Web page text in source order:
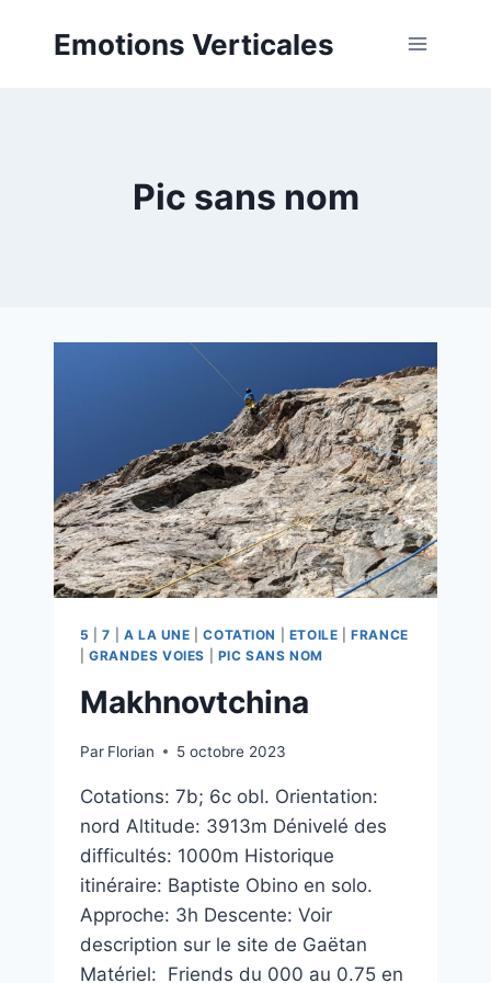
Emotions Verticales
Pic sans nom
5 |7 A LA UNE |COTATION ETOILE |FRANCE
|GRANDES VOIES PIC SANS NOM
Makhnovtchina
Par Florian 5 octobre 2023
Cotations: 7b; 6c obl. Orientation:
nord Altitude: 3913m Dénivelé des
difficultés: 1000m Historique
itinéraire: Baptiste Obino en solo.
Approche: 3h Descente: Voir
description sur le site de Gaëtan
Matériel: Friends du 000 au 0.75 en